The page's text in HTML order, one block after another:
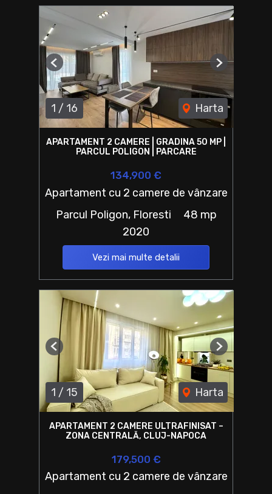
1 / 16 Harta
Previous Next
APARTAMENT 2 CAMERE | GRADINA 50 MP |
PARCUL POLIGON | PARCARE
134,900 €
Apartament cu 2 camere de vânzare
Parcul Poligon, Floresti
48 mp
2020
Vezi mai multe detalii
1 / 15 Harta
Previous Next
APARTAMENT 2 CAMERE ULTRAFINISAT –
ZONA CENTRALĂ, CLUJ-NAPOCA
179,500 €
Apartament cu 2 camere de vânzare